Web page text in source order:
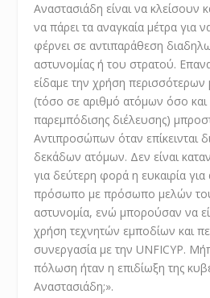
Αναστασιάδη είναι να κλείσουν
να πάρει τα αναγκαία μέτρα για
φέρνει σε αντιπαράθεση
αστυνομίας ή του στρατού.
είδαμε την χρήση
(τόσο σε αριθμό ατόμων όσο
παρεμπόδισης διέλευσης)
Αντιπροσώπων όταν επίκεινται
δεκάδων ατόμων. Δεν είναι
για δεύτερη φορά η ευκαιρία
πρόσωπο με πρόσωπο μελών
αστυνομία, ενώ μπορούσαν να
χρήση τεχνητών εμποδίων και
συνεργασία με την UNFICYP.
πόλωση ήταν η επιδίωξη της
Αναστασιάδη;».